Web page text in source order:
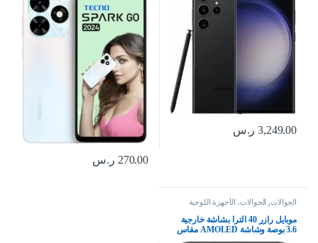
3,249.00 ر.س
270.00 ر.س
الجوالات الجوالات، الأجهزة اللوحية
وإكسسواراتها
موبايل رازر 40 الترا بشاشة خارجية
3.6 بوصة وشاشة AMOLED مقاس